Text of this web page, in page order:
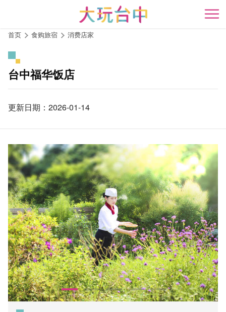
开
首页 食购旅宿 消费店家
台中福华饭店
更新日期：2026-01-14